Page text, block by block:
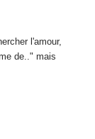
l'amour,
de.." mais